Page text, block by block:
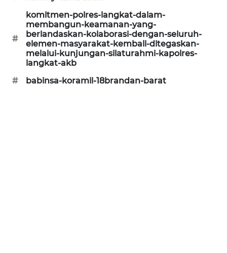
#
komitmen-polres-langkat-dalam-
membangun-keamanan-yang-
berlandaskan-kolaborasi-dengan-seluruh-
elemen-masyarakat-kembali-ditegaskan-
melalui-kunjungan-silaturahmi-kapolres-
langkat-akb
#
babinsa-koramil-18brandan-barat
NEWS
BERAMPU
NEWS
NEWS